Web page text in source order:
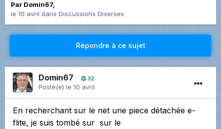
Par Domin67,
le 10 avril dans Discussions Diverses
Répondre à ce sujet
Domin67 32
Posté(e) le 10 avril
En recherchant sur le net une piece détachée e-
flite, je suis tombé sur sur le